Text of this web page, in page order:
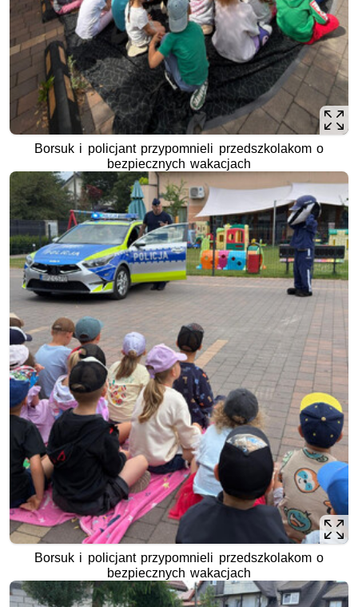
Borsuk i policjant przypomnieli przedszkolakom o
bezpiecznych wakacjach
Borsuk i policjant przypomnieli przedszkolakom o
bezpiecznych wakacjach